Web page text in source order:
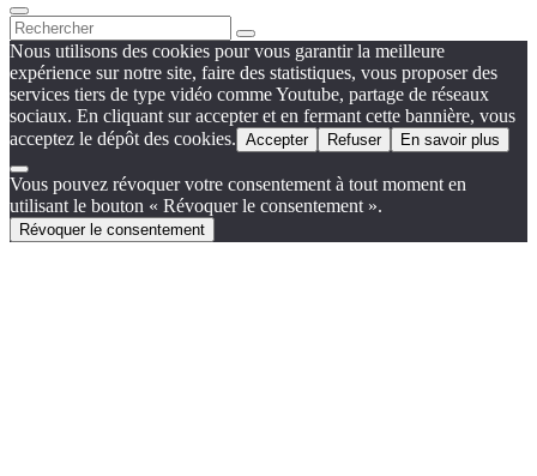
Nous utilisons des cookies pour vous garantir la meilleure
expérience sur notre site, faire des statistiques, vous proposer des
services tiers de type vidéo comme Youtube, partage de réseaux
sociaux. En cliquant sur accepter et en fermant cette bannière, vous
acceptez le dépôt des cookies. Accepter Refuser En savoir plus
Vous pouvez révoquer votre consentement à tout moment en
utilisant le bouton « Révoquer le consentement ».
Révoquer le consentement